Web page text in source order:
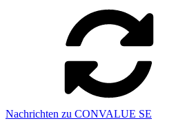
Nachrichten zu CONVALUE SE